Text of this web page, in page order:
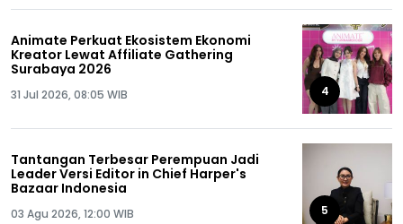
Animate Perkuat Ekosistem Ekonomi
Kreator Lewat Affiliate Gathering
Surabaya 2026
31 Jul 2026, 08:05 WIB 4
Tantangan Terbesar Perempuan Jadi
Leader Versi Editor in Chief Harper's
Bazaar Indonesia
03 Agu 2026, 12:00 WIB 5